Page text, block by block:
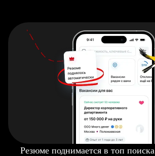
Резюме поднимается в топ поиска